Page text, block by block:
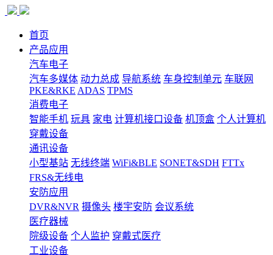
首页
产品应用
汽车电子
汽车多媒体 动力总成 导航系统 车身控制单元 车联网
PKE&RKE ADAS TPMS
消费电子
智能手机 玩具 家电 计算机接口设备 机顶盒 个人计算机
穿戴设备
通讯设备
小型基站 无线终端 WiFi&BLE SONET&SDH FTTx
FRS&无线电
安防应用
DVR&NVR 摄像头 楼宇安防 会议系统
医疗器械
院级设备 个人监护 穿戴式医疗
工业设备